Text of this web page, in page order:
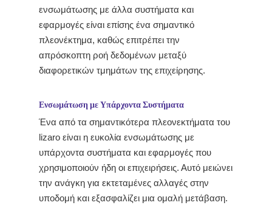
ενσωμάτωσης με άλλα συστήματα και
εφαρμογές είναι επίσης ένα σημαντικό
πλεονέκτημα, καθώς επιτρέπει την
απρόσκοπτη ροή δεδομένων μεταξύ
διαφορετικών τμημάτων της επιχείρησης.
Ενσωμάτωση με Υπάρχοντα Συστήματα
Ένα από τα σημαντικότερα πλεονεκτήματα του
lizaro είναι η ευκολία ενσωμάτωσης με
υπάρχοντα συστήματα και εφαρμογές που
χρησιμοποιούν ήδη οι επιχειρήσεις. Αυτό μειώνει
την ανάγκη για εκτεταμένες αλλαγές στην
υποδομή και εξασφαλίζει μια ομαλή μετάβαση.